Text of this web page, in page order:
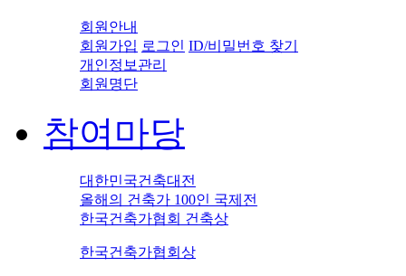
회원안내
회원가입 로그인 ID/비밀번호 찾기
개인정보관리
회원명단
참여마당
대한민국건축대전
올해의 건축가 100인 국제전
한국건축가협회 건축상
한국건축가협회상